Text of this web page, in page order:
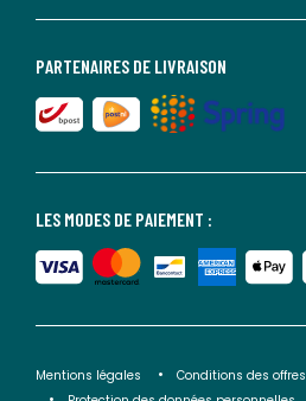
LES MODES DE PAIEMENT :
PARTENAIRES DE LIVRAISON
Mentions légales Conditions des offres